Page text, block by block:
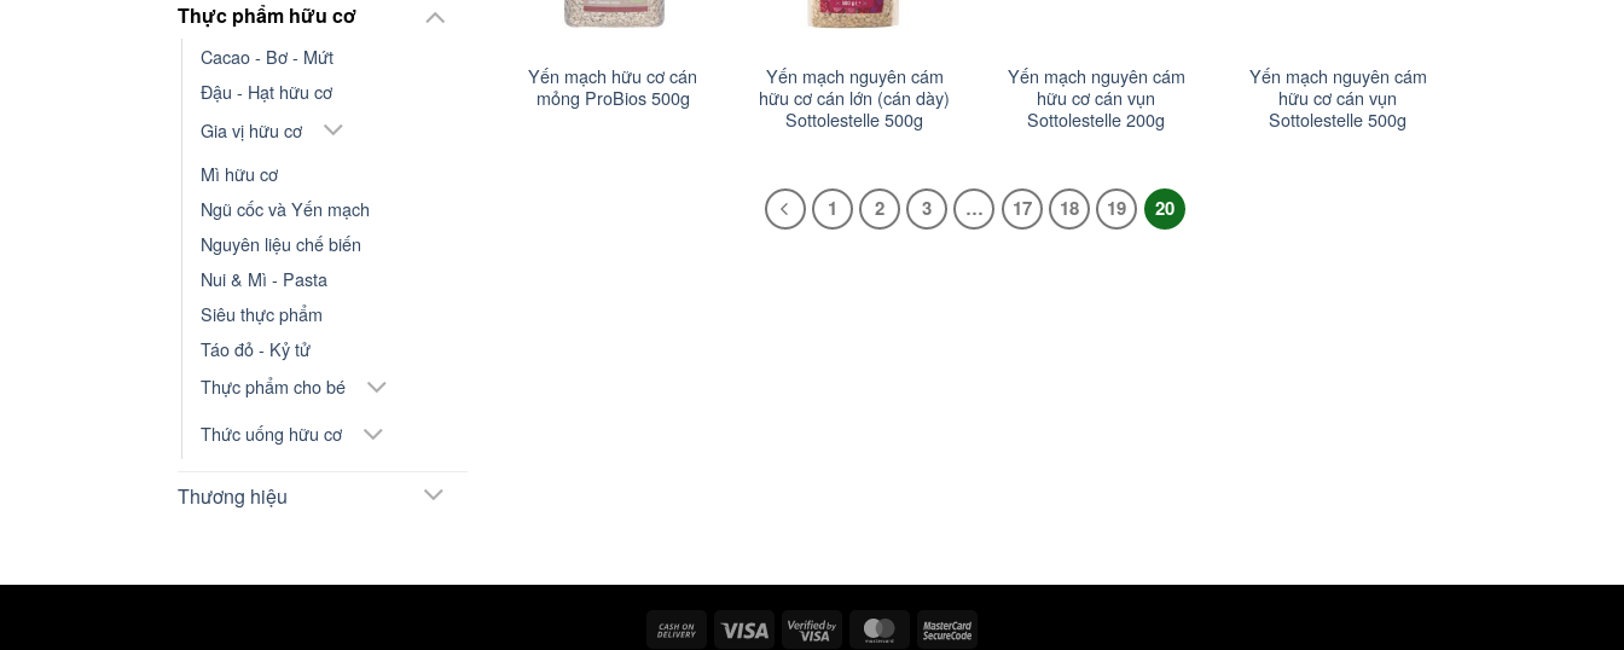
Thực phẩm hữu cơ
Cacao - Bơ - Mứt
Đậu - Hạt hữu cơ
Gia vị hữu cơ
Mì hữu cơ
Ngũ cốc và Yến mạch
Nguyên liệu chế biến
Nui & Mì - Pasta
Siêu thực phẩm
Táo đỏ - Kỷ tử
Thực phẩm cho bé
Thức uống hữu cơ
Thương hiệu
Yến mạch hữu cơ cán
mỏng ProBios 500g
Yến mạch nguyên cám
hữu cơ cán lớn (cán dày)
Sottolestelle 500g
Yến mạch nguyên cám
hữu cơ cán vụn
Sottolestelle 200g
Yến mạch nguyên cám
hữu cơ cán vụn
Sottolestelle 500g
1 2 3 … 17 18 19 20
Cash
Visa
Visa
MasterCardMasterCard